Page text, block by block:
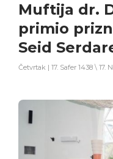
Muftija dr.
primio
Seid
Četvrtak | 17. Safer 1438 \ 17.